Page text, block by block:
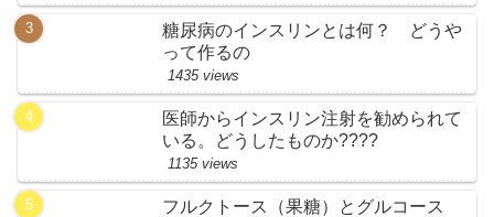
糖尿病のインスリンとは何？ どうや
って作るの
1435 views
医師からインスリン注射を勧められて
いる。どうしたものか????
1135 views
フルクトース（果糖）とグルコース